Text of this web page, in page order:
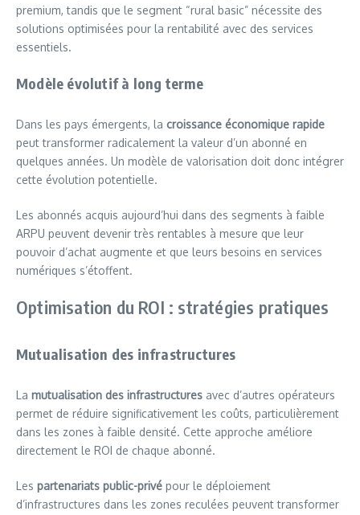
premium, tandis que le segment “rural basic” nécessite des
solutions optimisées pour la rentabilité avec des services
essentiels.
Modèle évolutif à long terme
Dans les pays émergents, la croissance économique rapide
peut transformer radicalement la valeur d’un abonné en
quelques années. Un modèle de valorisation doit donc intégrer
cette évolution potentielle.
Les abonnés acquis aujourd’hui dans des segments à faible
ARPU peuvent devenir très rentables à mesure que leur
pouvoir d’achat augmente et que leurs besoins en services
numériques s’étoffent.
Optimisation du ROI : stratégies pratiques
Mutualisation des infrastructures
La mutualisation des infrastructures avec d’autres opérateurs
permet de réduire significativement les coûts, particulièrement
dans les zones à faible densité. Cette approche améliore
directement le ROI de chaque abonné.
Les partenariats public-privé pour le déploiement
d’infrastructures dans les zones reculées peuvent transformer